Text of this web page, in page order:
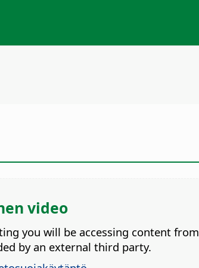
video
you will be accessing content from
by an external third party.